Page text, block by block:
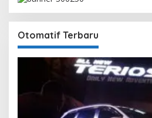
Otomatif Terbaru